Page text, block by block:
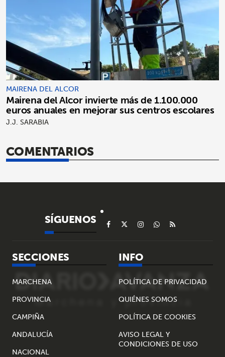
MAIRENA DEL ALCOR
Mairena del Alcor invierte más de 1.100.000
euros anuales en mejorar sus centros escolares
J.J. SARABIA
COMENTARIOS
SÍGUENOS
SECCIONES
MARCHENA
PROVINCIA
CAMPIÑA
ANDALUCÍA
NACIONAL
INFO
POLÍTICA DE PRIVACIDAD
QUIÉNES SOMOS
POLÍTICA DE COOKIES
AVISO LEGAL Y
CONDICIONES DE USO